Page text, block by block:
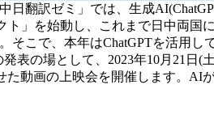
翻訳ゼミ」では、生成
」を始動し、これまで日中両国
こで、本年はChatGPTを活用し
の場として、2023年10月21日(
動画の上映会を開催します。AI